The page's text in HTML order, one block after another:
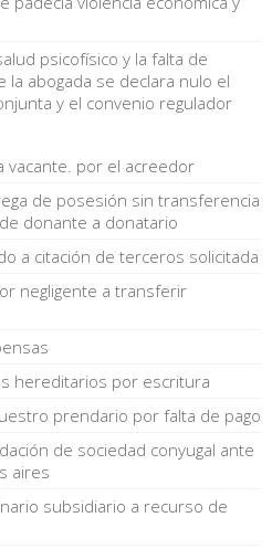
psicofísico y la falta de
abogada se declara nulo el
y el convenio regulador
vacante. por el acreedor
de posesión sin transferencia
donante a donatario
a citación de terceros solicitada
negligente a transferir
hereditarios por escritura
prendario por falta de pago
de sociedad conyugal ante
aires
subsidiario a recurso de